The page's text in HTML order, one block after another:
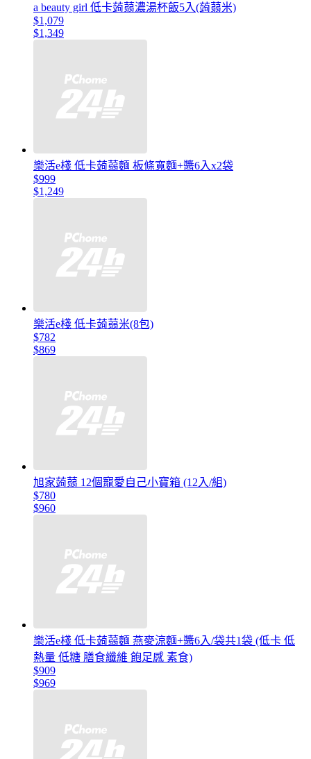
a beauty girl 低卡蒟蒻濃湯杯飯5入(蒟蒻米)
$1,079
$1,349
樂活e棧 低卡蒟蒻麵 板條寬麵+醬6入x2袋
$999
$1,249
樂活e棧 低卡蒟蒻米(8包)
$782
$869
旭家蒟蒻 12個寵愛自己小寶箱 (12入/組)
$780
$960
樂活e棧 低卡蒟蒻麵 燕麥涼麵+醬6入/袋共1袋 (低卡 低
熱量 低糖 膳食纖維 飽足感 素食)
$909
$969